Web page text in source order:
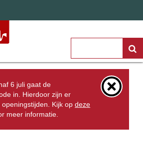
6 juli gaat de
in. Hierdoor zijn er
openingstijden. Kijk opdeze
meer informatie.